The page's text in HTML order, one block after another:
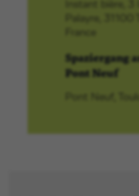
Spaziergang
Pont Neuf